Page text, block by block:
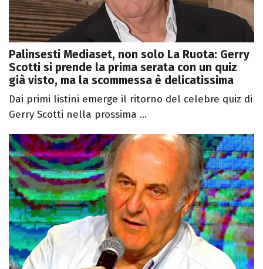
Palinsesti Mediaset, non solo La Ruota: Gerry
Scotti si prende la prima serata con un quiz
già visto, ma la scommessa è delicatissima
Dai primi listini emerge il ritorno del celebre quiz di
Gerry Scotti nella prossima ...